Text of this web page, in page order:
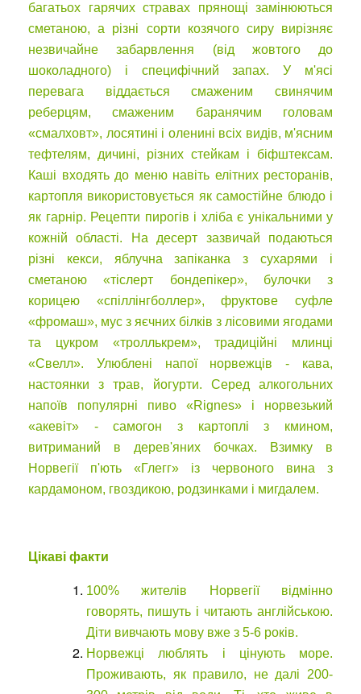
багатьох гарячих стравах прянощі замінюються
сметаною, а різні сорти козячого сиру вирізняє
незвичайне забарвлення (від жовтого до
шоколадного) і специфічний запах. У м'ясі
перевага віддається смаженим свинячим
реберцям, смаженим баранячим головам
«смалховт», лосятині і оленині всіх видів, м'ясним
тефтелям, дичині, різних стейкам і біфштексам.
Каші входять до меню навіть елітних ресторанів,
картопля використовується як самостійне блюдо і
як гарнір. Рецепти пирогів і хліба є унікальними у
кожній області. На десерт зазвичай подаються
різні кекси, яблучна запіканка з сухарями і
сметаною «тіслерт бондепікер», булочки з
корицею «спіллінгболлер», фруктове суфле
«фромаш», мус з яєчних білків з лісовими ягодами
та цукром «троллькрем», традиційні млинці
«Свелл». Улюблені напої норвежців - кава,
настоянки з трав, йогурти. Серед алкогольних
напоїв популярні пиво «Rignes» і норвезький
«акевіт» - самогон з картоплі з кмином,
витриманий в дерев'яних бочках. Взимку в
Норвегії п'ють «Глегг» із червоного вина з
кардамоном, гвоздикою, родзинками і мигдалем.
Цікаві факти
100% жителів Норвегії відмінно
говорять, пишуть і читають англійською.
Діти вивчають мову вже з 5-6 років.
Норвежці люблять і цінують море.
Проживають, як правило, не далі 200-